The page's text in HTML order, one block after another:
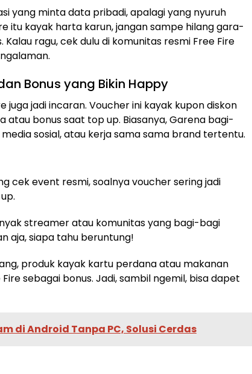
yang minta data pribadi, apalagi yang nyuruh
itu kayak harta karun, jangan sampe hilang gara-
ragu, cek dulu di komunitas resmi Free Fire
Bonus yang Bikin Happy
juga jadi incaran. Voucher ini kayak kupon diskon
atau bonus saat top up. Biasanya, Garena bagi-
sosial, atau kerja sama sama brand tertentu.
cek event resmi, soalnya voucher sering jadi
streamer atau komunitas yang bagi-bagi
aja, siapa tahu beruntung!
produk kayak kartu perdana atau makanan
sebagai bonus. Jadi, sambil ngemil, bisa dapet
di Android Tanpa PC, Solusi Cerdas